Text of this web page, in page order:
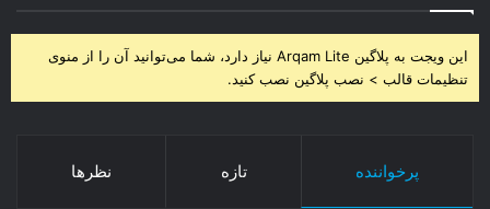
این ویجت به پلاگین Arqam Lite نیاز دارد، شما می‌توانید آن را از منوی
تنظیمات قالب > نصب پلاگین نصب کنید.
پرخواننده تازه نظرها